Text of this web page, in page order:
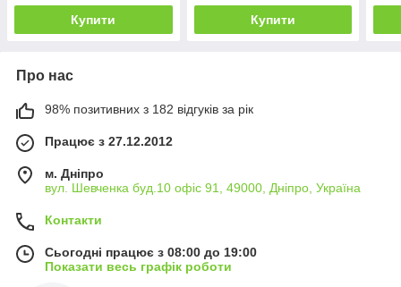
Купити Купити
Про нас
98% позитивних з 182 відгуків за рік
Працює з 27.12.2012
м. Дніпро
вул. Шевченка буд.10 офіс 91, 49000, Дніпро, Україна
Контакти
Сьогодні працює з 08:00 до 19:00
Показати весь графік роботи